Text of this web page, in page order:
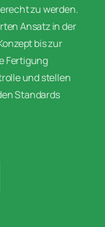
zu werden.
Ansatz in der
bis zur
Fertigung
und stellen
Standards